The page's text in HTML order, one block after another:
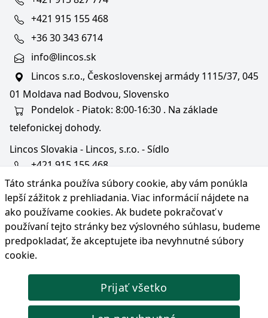
Táto stránka používa súbory cookie, aby vám ponúkla
lepší zážitok z prehliadania. Viac informácií nájdete na
ako používame cookies. Ak budete pokračovať v
používaní tejto stránky bez výslovného súhlasu, budeme
predpokladať, že akceptujete iba nevyhnutné súbory
cookie.
Prijať všetko
+421 915 155 468
+36 30 343 6714
info@lincos.sk
Lincos s.r.o., Československej armády 1115/37, 045
01 Moldava nad Bodvou, Slovensko
Pondelok - Piatok: 8:00-16:30 . Na základe
telefonickej dohody.
Lincos Slovakia - Lincos, s.r.o. - Sídlo
+421 915 155 468
+36/30 343 6714
bratislava@lincos.sk
Lincos s.r.o., Rustaveliho 4, 831 06 Bratislava - m. č.
Rača, Slovensko
Iba sídlo firmy